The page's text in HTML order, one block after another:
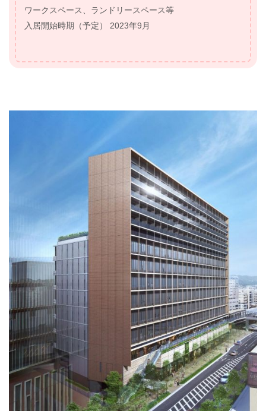
ワークスペース、ランドリースペース等
入居開始時期（予定） 2023年9月